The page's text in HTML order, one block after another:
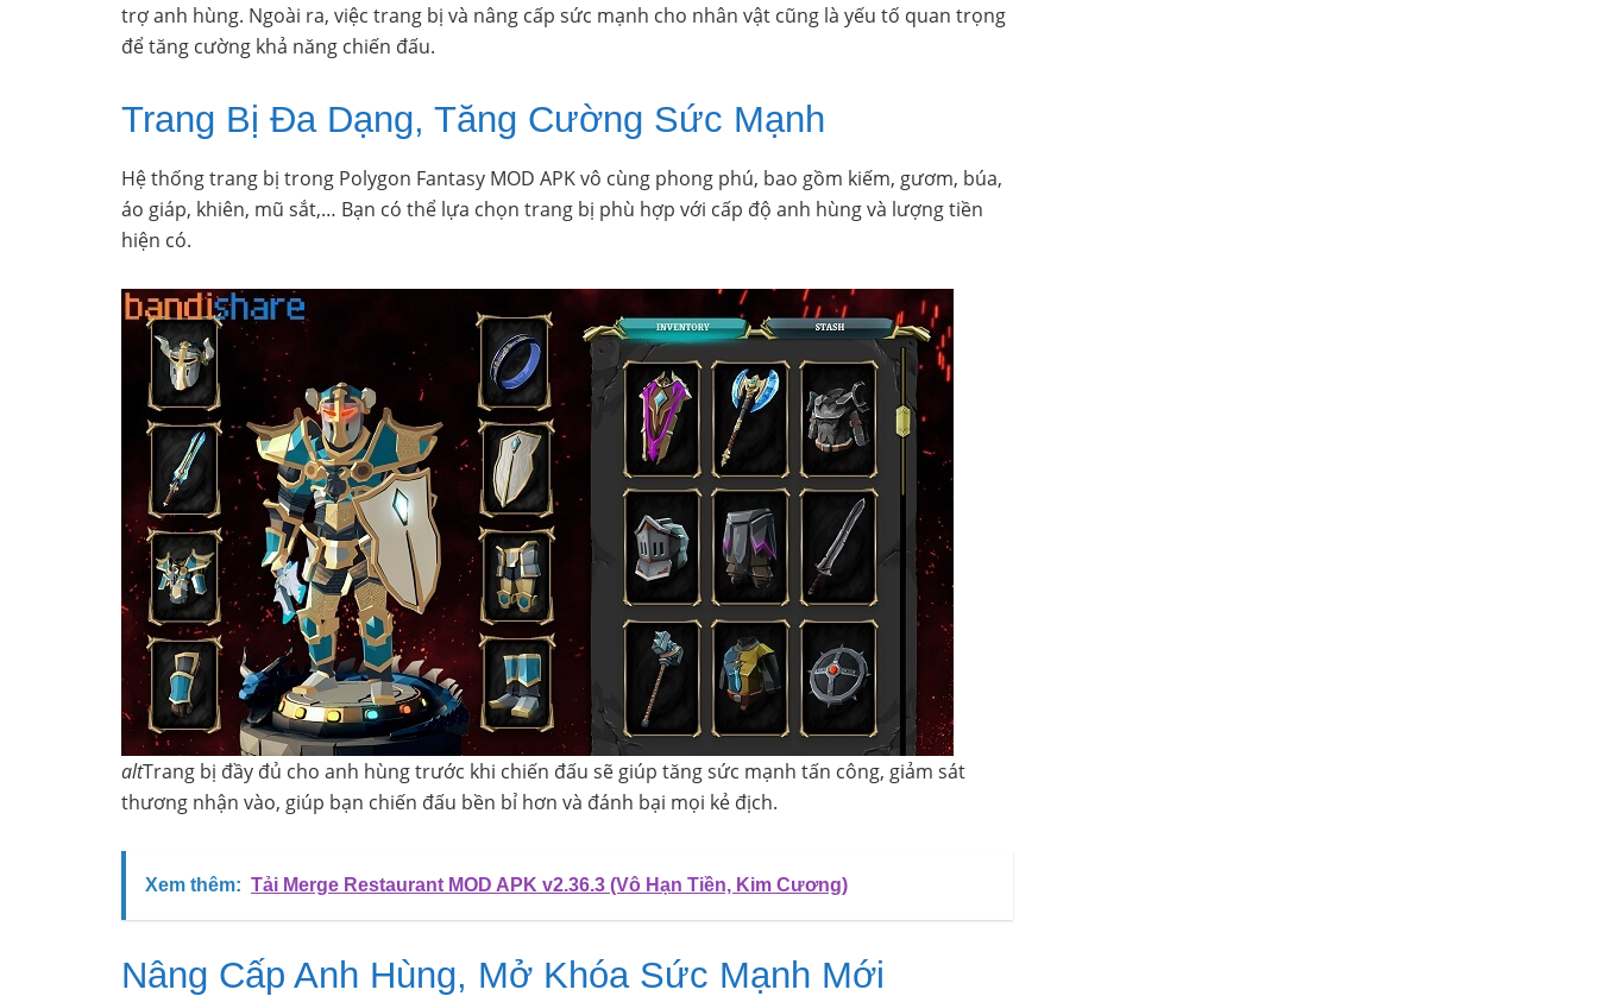
trợ anh hùng. Ngoài ra, việc trang bị và nâng cấp sức mạnh cho nhân vật cũng là yếu tố quan trọng
để tăng cường khả năng chiến đấu.
Trang Bị Đa Dạng, Tăng Cường Sức Mạnh
Hệ thống trang bị trong Polygon Fantasy MOD APK vô cùng phong phú, bao gồm kiếm, gươm, búa,
áo giáp, khiên, mũ sắt,… Bạn có thể lựa chọn trang bị phù hợp với cấp độ anh hùng và lượng tiền
hiện có.
altTrang bị đầy đủ cho anh hùng trước khi chiến đấu sẽ giúp tăng sức mạnh tấn công, giảm sát
thương nhận vào, giúp bạn chiến đấu bền bỉ hơn và đánh bại mọi kẻ địch.
Xem thêm: Tải Merge Restaurant MOD APK v2.36.3 (Vô Hạn Tiền, Kim Cương)
Nâng Cấp Anh Hùng, Mở Khóa Sức Mạnh Mới